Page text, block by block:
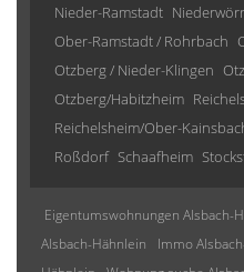
Nieder-Ramstadt
Ober-Ramstadt / Rohrbach
Otzberg / Nieder-Klingen
Otzberg/Habitzheim
Reichelsheim/Ober-
Roßdorf Schaafheim
Eigentumswohnungen Alsbach-
Alsbach-Hähnlein
Immo